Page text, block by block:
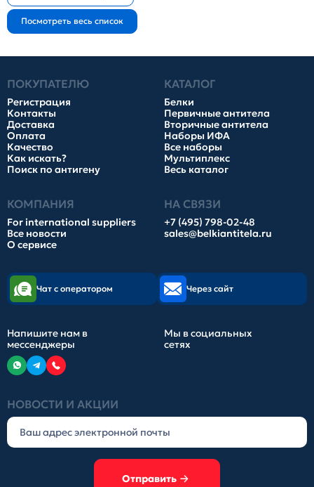
ПОКУПАТЕЛЮ
Регистрация
Контакты
Доставка
Оплата
Качество
Как искать?
Поиск по антигену
КАТАЛОГ
Белки
Первичные антитела
Вторичные антитела
Наборы ИФА
Все наборы
Мультиплекс
Весь каталог
КОМПАНИЯ
For international suppliers
Все новости
О сервисе
НА СВЯЗИ
+7 (495) 798-02-48
sales@belkiantitela.ru
НОВОСТИ И АКЦИИ
Отправить
Чат с оператором Через сайт
Напишите нам в
мессенджеры
Мы в социальных
сетях